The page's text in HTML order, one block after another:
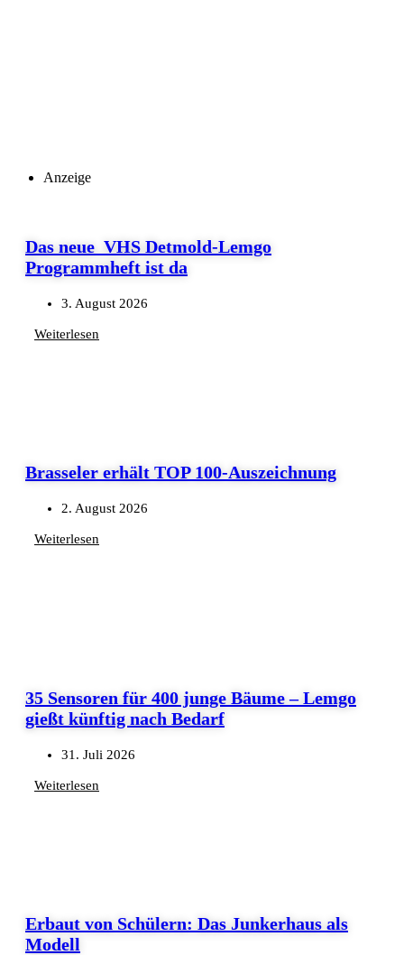
Anzeige
Das neue VHS Detmold-Lemgo
Programmheft ist da
3. August 2026
Weiterlesen
Brasseler erhält TOP 100-Auszeichnung
2. August 2026
Weiterlesen
35 Sensoren für 400 junge Bäume – Lemgo
gießt künftig nach Bedarf
31. Juli 2026
Weiterlesen
Erbaut von Schülern: Das Junkerhaus als
Modell